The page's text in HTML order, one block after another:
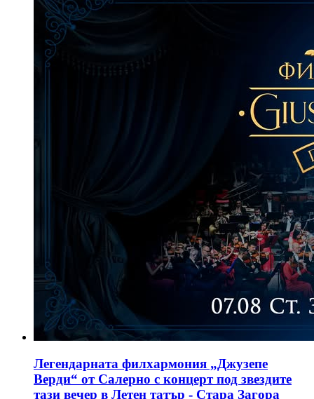
Легендарната филхармония „Джузепе
Верди“ от Салерно с концерт под звездите
тази вечер в Летен татър - Стара Загора